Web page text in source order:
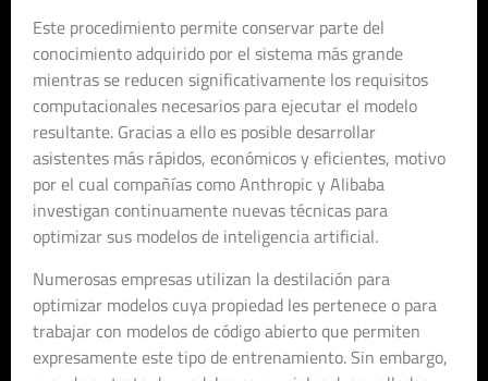
Este procedimiento permite conservar parte del
conocimiento adquirido por el sistema más grande
mientras se reducen significativamente los requisitos
computacionales necesarios para ejecutar el modelo
resultante. Gracias a ello es posible desarrollar
asistentes más rápidos, económicos y eficientes, motivo
por el cual compañías como Anthropic y Alibaba
investigan continuamente nuevas técnicas para
optimizar sus modelos de inteligencia artificial.
Numerosas empresas utilizan la destilación para
optimizar modelos cuya propiedad les pertenece o para
trabajar con modelos de código abierto que permiten
expresamente este tipo de entrenamiento. Sin embargo,